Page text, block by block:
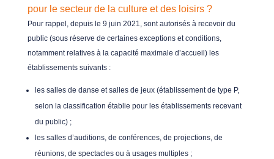
pour le secteur de la culture et des loisirs ?
Pour rappel, depuis le 9 juin 2021, sont autorisés à recevoir du
public (sous réserve de certaines exceptions et conditions,
notamment relatives à la capacité maximale d’accueil) les
établissements suivants :
les salles de danse et salles de jeux (établissement de type P,
selon la classification établie pour les établissements recevant
du public) ;
les salles d’auditions, de conférences, de projections, de
réunions, de spectacles ou à usages multiples ;